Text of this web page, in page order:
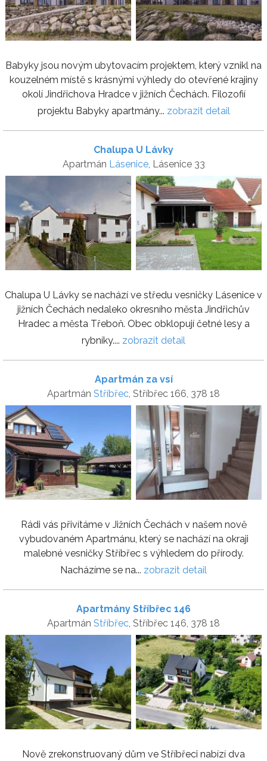
Babyky jsou novým ubytovacím projektem, který vznikl na
kouzelném místě s krásnými výhledy do otevřené krajiny
okolí Jindřichova Hradce v jižních Čechách. Filozofií
projektu Babyky apartmány... zobrazit detail
Chalupa U Lávky
Apartmán Lásenice, Lásenice 33
Chalupa U Lávky se nachází ve středu vesničky Lásenice v
jižních Čechách nedaleko okresního města Jindřichův
Hradec a města Třeboň. Obec obklopují četné lesy a
rybníky.... zobrazit detail
Apartmán za vsí
Apartmán Stříbřec, Stříbřec 166, 378 18
Rádi vás přivítáme v Jižních Čechách v našem nově
vybudovaném Apartmánu, který se nachází na okraji
malebné vesničky Stříbřec s výhledem do přírody.
Nacházíme se na... zobrazit detail
Apartmány Stříbřec 146
Apartmán Stříbřec, Stříbřec 146, 378 18
Nově zrekonstruovaný dům ve Stříbřeci nabízí dva